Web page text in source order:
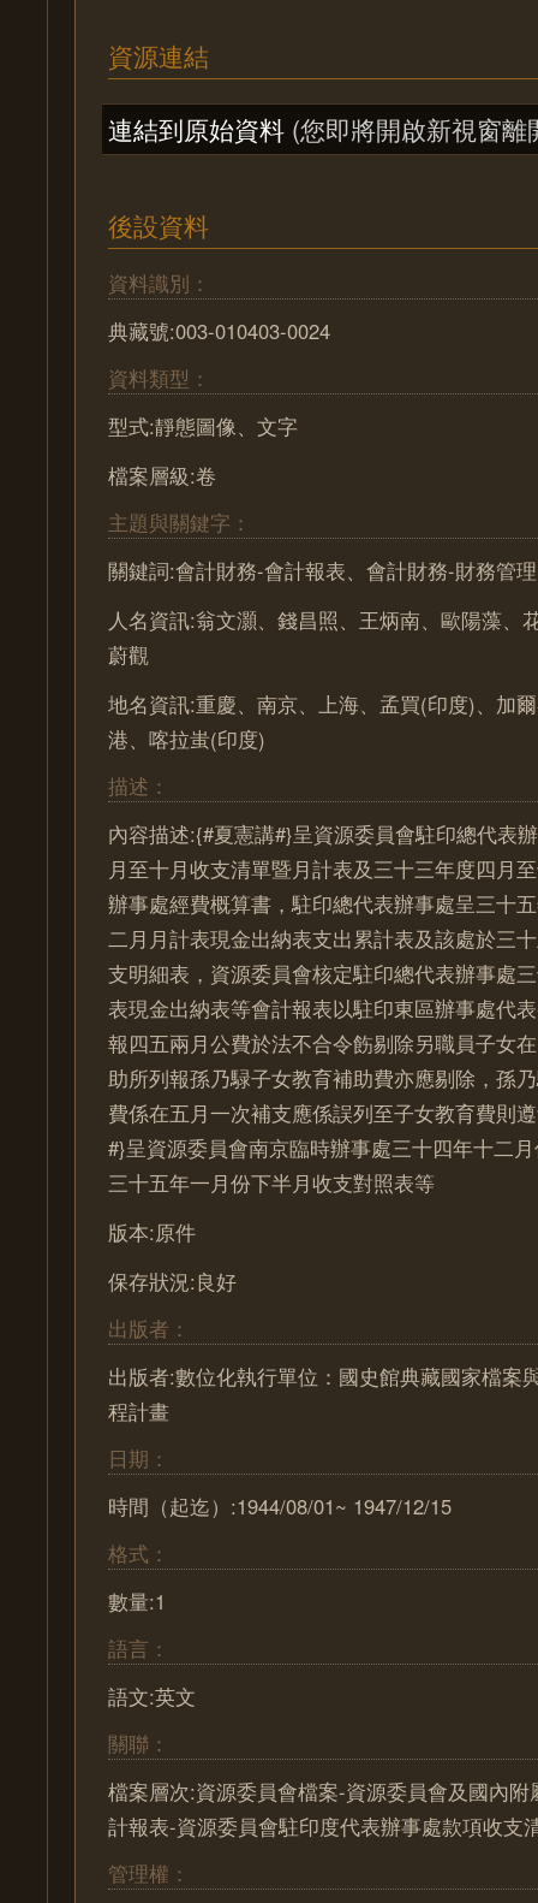
資源連結
連結到原始資料 (您即將開啟新視窗離
後設資料
資料識別：
典藏號:003-010403-0024
資料類型：
型式:靜態圖像、文字
檔案層級:卷
主題與關鍵字：
關鍵詞:會計財務-會計報表、會計財務-財務管理
人名資訊:翁文灝、錢昌照、王炳南、歐陽藻、
蔚觀
地名資訊:重慶、南京、上海、孟買(印度)、加
港、喀拉蚩(印度)
描述：
內容描述:{#夏憲講#}呈資源委員會駐印總代表
月至十月收支清單暨月計表及三十三年度四月
辦事處經費概算書，駐印總代表辦事處呈三十
二月月計表現金出納表支出累計表及該處於三
支明細表，資源委員會核定駐印總代表辦事處
表現金出納表等會計報表以駐印東區辦事處代
報四五兩月公費於法不合令飭剔除另職員子女
助所列報孫乃騄子女教育補助費亦應剔除，孫
費係在五月一次補支應係誤列至子女教育費則
#}呈資源委員會南京臨時辦事處三十四年十二
三十五年一月份下半月收支對照表等
版本:原件
保存狀況:良好
出版者：
出版者:數位化執行單位：國史館典藏國家檔案
程計畫
日期：
時間（起迄）:1944/08/01~ 1947/12/15
格式：
數量:1
語言：
語文:英文
關聯：
檔案層次:資源委員會檔案-資源委員會及國內
計報表-資源委員會駐印度代表辦事處款項收支
管理權：